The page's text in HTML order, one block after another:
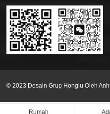
© 2023 Desain Grup Honglu Oleh
Rumah